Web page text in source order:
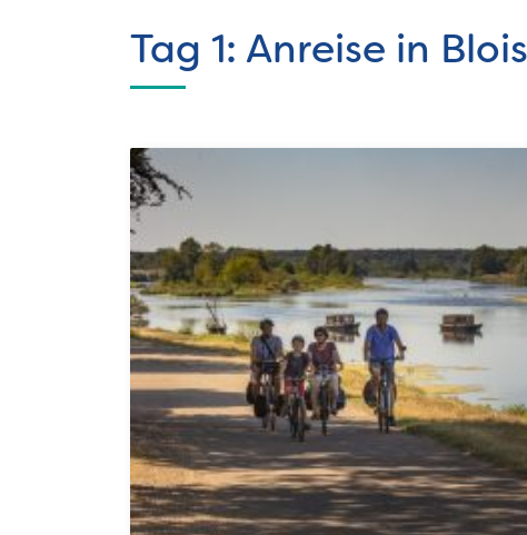
Tag 1: Anreise in